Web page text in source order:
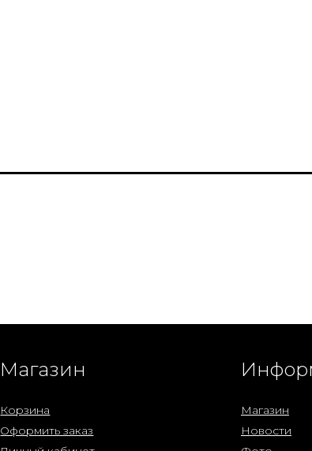
Магазин
Корзина
Оформить заказ
Магазин
Новости